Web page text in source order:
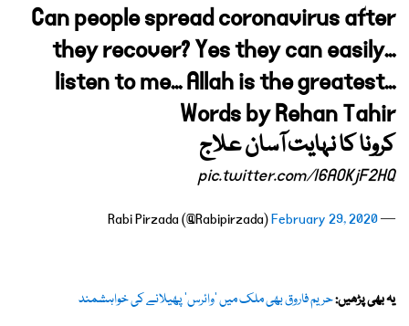
Can people spread coronavirus after
they recover? Yes they can easily...
listen to me... Allah is the greatest...
Words by Rehan Tahir
کرونا کا نہایت آسان علاج
pic.twitter.com/l6AOKjF2HQ
— Rabi Pirzada (@Rabipirzada)
February 29, 2020
یہ بھی پڑھیں:حریم فاروق بھی ملک میں 'وائرس' پھیلانے کی خواہشمند